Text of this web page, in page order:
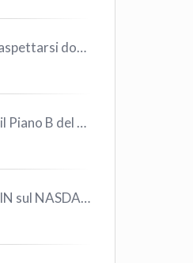
BITCOIN cosa aspettarsi dopo il “Crollo”? – CryptoMonday NEWS w16/’21
BITCOIN è ora il Piano B del Mondo
COINBASE COIN sul NASDAQ e le CRYPTO volano!